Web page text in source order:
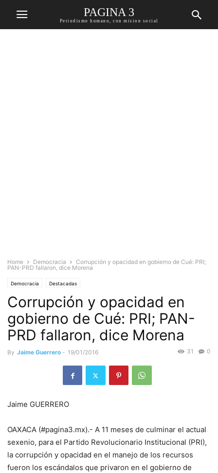
PAGINA 3
Periodismo humano, con mision social
Home Democracia
Corrupción y opacidad en gobierno de Cué: PRI;
PAN-PRD fallaron, dice Morena
Democracia Destacadas
Corrupción y opacidad en
gobierno de Cué: PRI; PAN-
PRD fallaron, dice Morena
By Jaime Guerrero - 19/01/2016 0
31
Jaime GUERRERO
OAXACA (#pagina3.mx).- A 11 meses de culminar el actual
sexenio, para el Partido Revolucionario Institucional (PRI),
la corrupción y opacidad en el manejo de los recursos
fueron los escándalos que privaron en el gobierno de